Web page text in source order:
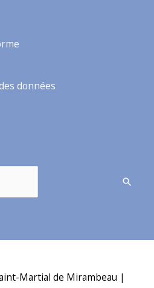
données
Martial de Mirambeau |